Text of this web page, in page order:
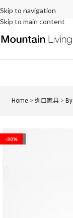
Skip to navigation
Skip to main content
Home >進口家具 >
-100%
-30%